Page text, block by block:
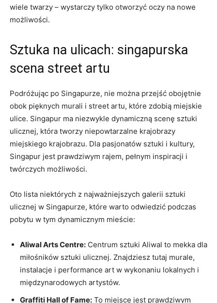
wiele ‌twarzy – wystarczy tylko otworzyć⁣ oczy na nowe‍
możliwości.
Sztuka na ‍ulicach: singapurska
scena ⁢street artu
Podróżując po‍ Singapurze, nie można przejść obojętnie
obok pięknych ⁢murali i street artu, ⁤które zdobią miejskie
ulice. Singapur ma niezwykle dynamiczną scenę sztuki
ulicznej, która ‌tworzy⁤ niepowtarzalne krajobrazy
miejskiego ‍krajobrazu. Dla ⁢pasjonatów‌ sztuki i⁣ kultury,‌
Singapur jest⁢ prawdziwym rajem, pełnym inspiracji i
twórczych możliwości.
Oto lista‍ niektórych z najważniejszych galerii⁤ sztuki‍
ulicznej w⁤ Singapurze, ​które warto odwiedzić podczas‌
pobytu ⁢w⁣ tym dynamicznym mieście:
Aliwal Arts Centre: ‌Centrum ‍sztuki ⁢Aliwal ⁤to mekka⁤ dla
miłośników ‌sztuki ulicznej. Znajdziesz tutaj ⁤murale,
instalacje i performance art w​ wykonaniu lokalnych i
⁣międzynarodowych artystów.
Graffiti Hall‍ of Fame: To miejsce jest⁢ prawdziwym